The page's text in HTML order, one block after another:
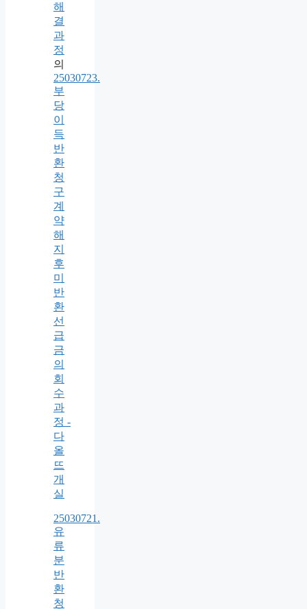
해
결
과
정
의
25030723.
부
당
이
득
반
환
청
구
계
약
해
지
후
미
반
환
선
급
금
의
회
수
과
정 -
다
올
뜨
개
실
25030721.
유
류
분
반
환
청